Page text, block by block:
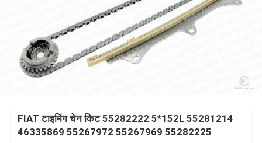
FIAT टाइमिंग चेन किट 55282222 5*152L 55281214
46335869 55267972 55267969 55282225